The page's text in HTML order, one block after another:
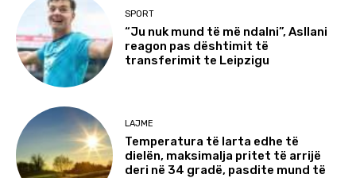
SPORT
“Ju nuk mund të më ndalni”, Asllani
reagon pas dështimit të
transferimit te Leipzigu
LAJME
Temperatura të larta edhe të
dielën, maksimalja pritet të arrijë
deri në 34 gradë, pasdite mund të